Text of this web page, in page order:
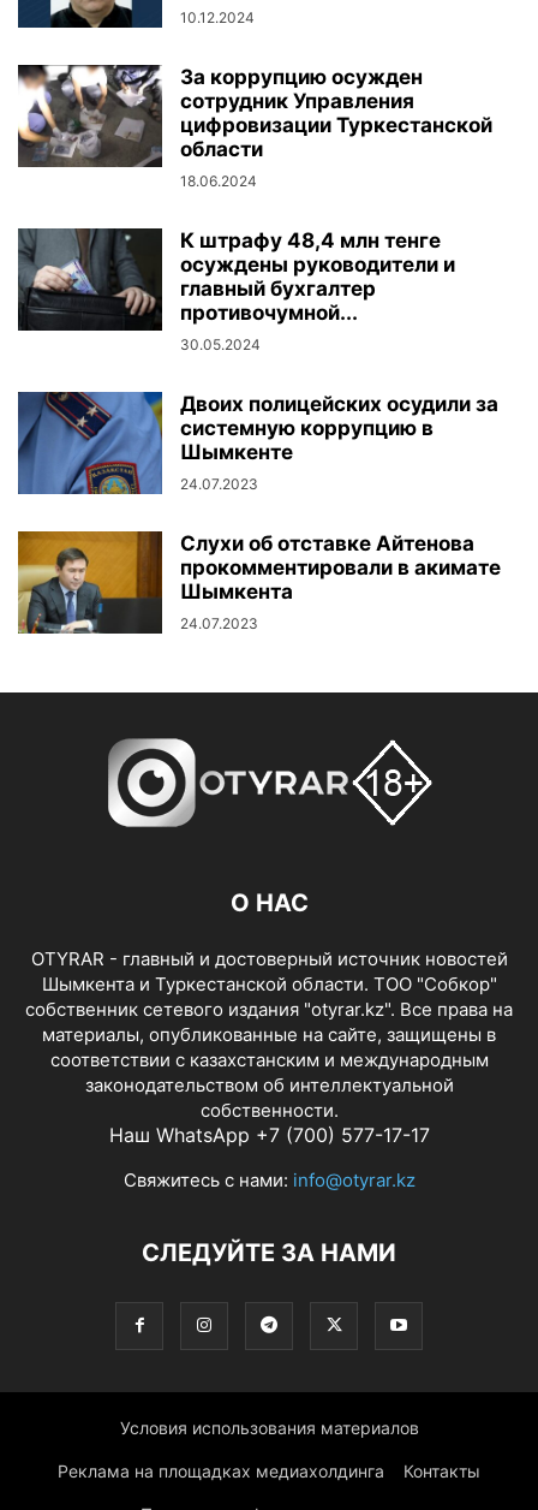
10.12.2024
За коррупцию осужден
сотрудник Управления
цифровизации Туркестанской
области
18.06.2024
К штрафу 48,4 млн тенге
осуждены руководители и
главный бухгалтер
противочумной...
30.05.2024
Двоих полицейских осудили за
системную коррупцию в
Шымкенте
24.07.2023
Слухи об отставке Айтенова
прокомментировали в акимате
Шымкента
24.07.2023
О НАС
OTYRAR - главный и достоверный источник новостей
Шымкента и Туркестанской области. ТОО "Собкор"
собственник сетевого издания "otyrar.kz". Все права на
материалы, опубликованные на сайте, защищены в
соответствии с казахстанским и международным
законодательством об интеллектуальной
собственности.
Наш WhatsApp +7 (700) 577-17-17
Свяжитесь с нами: info@otyrar.kz
СЛЕДУЙТЕ ЗА НАМИ
Условия использования материалов
Реклама на площадках медиахолдинга Контакты